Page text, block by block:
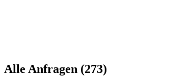
Alle Anfragen (273)